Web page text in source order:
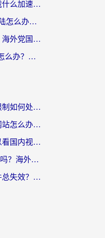
在国外玩逆战需要下载什么加速器呢？海外党亲测有效的国服游戏加速指南
300大作战国外无法登陆怎么办？海外玩家亲测有效的解决指南
法国怎么玩我的勇者？海外党国服游戏不卡攻略，附3款热门游戏加速实测
国外玩BanG网络延迟怎么办？海外玩家亲测有效的国服游戏加速指南
海外党必看：视频受限制如何处理？3步解决国内剧番“看不了”难题
在国外不能登录中国网站怎么办？3步选对回国加速器，无缝刷剧、办业务
在国外有什么软件可以看国内视频？留学生亲测的追剧救星来了
全民K歌国外可以打开吗？海外党听歌听书无限制的实用指南
国外能听歌的音乐软件总失效？这篇教你怎么在海外流畅听网易云